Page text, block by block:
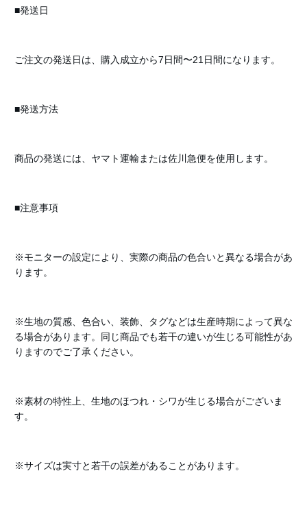
■発送日
ご注文の発送日は、購入成立から7日間〜21日間になります。
■発送方法
商品の発送には、ヤマト運輸または佐川急便を使用します。
■注意事項
※モニターの設定により、実際の商品の色合いと異なる場合があ
ります。
※生地の質感、色合い、装飾、タグなどは生産時期によって異な
る場合があります。同じ商品でも若干の違いが生じる可能性があ
りますのでご了承ください。
※素材の特性上、生地のほつれ・シワが生じる場合がございま
す。
※サイズは実寸と若干の誤差があることがあります。